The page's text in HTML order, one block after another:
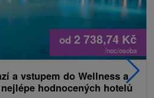
od 2 738,74 Kč
/noc/osoba
a vstupem do Wellness a
hodnocených hotelů